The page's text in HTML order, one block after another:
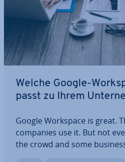
Welche Google-
passt zu Ihrem
Google Workspace is great.
companies use it. But not
the crowd and some